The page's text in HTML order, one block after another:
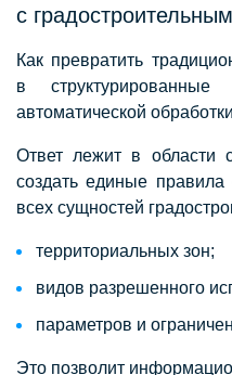
с
Как превратить
в
автоматической
Ответ лежит в области
создать единые
всех сущностей
территориальных зон;
видов разрешенного
параметров и
Это позволит